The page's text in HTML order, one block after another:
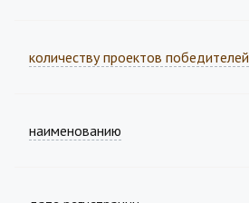
количеству проектов победителей
наименованию